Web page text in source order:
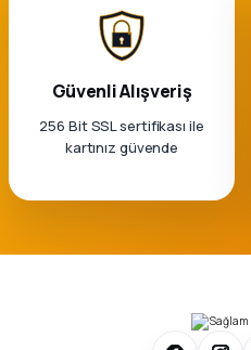
Güvenli Alışveriş
256 Bit SSL sertifikası ile
kartınız güvende